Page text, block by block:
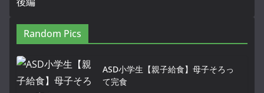
Random Pics
ASD小学生【親子給食】母子そろっ
て完食